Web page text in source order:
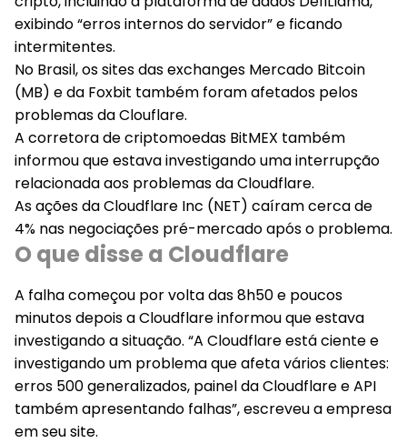
exibindo “erros internos do servidor” e ficando
intermitentes.
No Brasil, os sites das exchanges Mercado Bitcoin
(MB) e da Foxbit também foram afetados pelos
problemas da Clouflare.
A corretora de criptomoedas BitMEX também
informou que estava investigando uma interrupção
relacionada aos problemas da Cloudflare.
As ações da Cloudflare Inc (NET) caíram cerca de
4% nas negociações pré-mercado após o problema.
O que disse a Cloudflare
A falha começou por volta das 8h50 e poucos
minutos depois a Cloudflare informou que estava
investigando a situação. “A Cloudflare está ciente e
investigando um problema que afeta vários clientes:
erros 500 generalizados, painel da Cloudflare e API
também apresentando falhas”, escreveu a empresa
em seu site.